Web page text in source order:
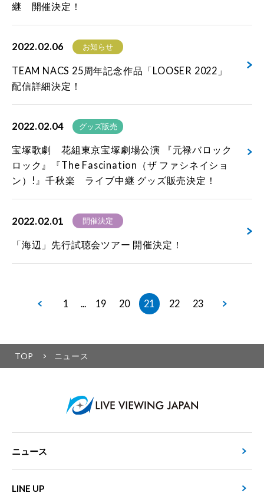
継 開催決定！
2022.02.06 お知らせ
TEAM NACS 25周年記念作品「LOOSER 2022」
配信詳細決定！
2022.02.04 グッズ販売
宝塚歌劇 花組東京宝塚劇場公演 『元禄バロック
ロック』『The Fascination（ザ ファシネイショ
ン）!』千秋楽 ライブ中継 グッズ販売決定！
2022.02.01 開催決定
「海辺」先行試聴会ツアー 開催決定！
1 ... 19 20 21 22 23
TOP ニュース
ニュース
LINE UP